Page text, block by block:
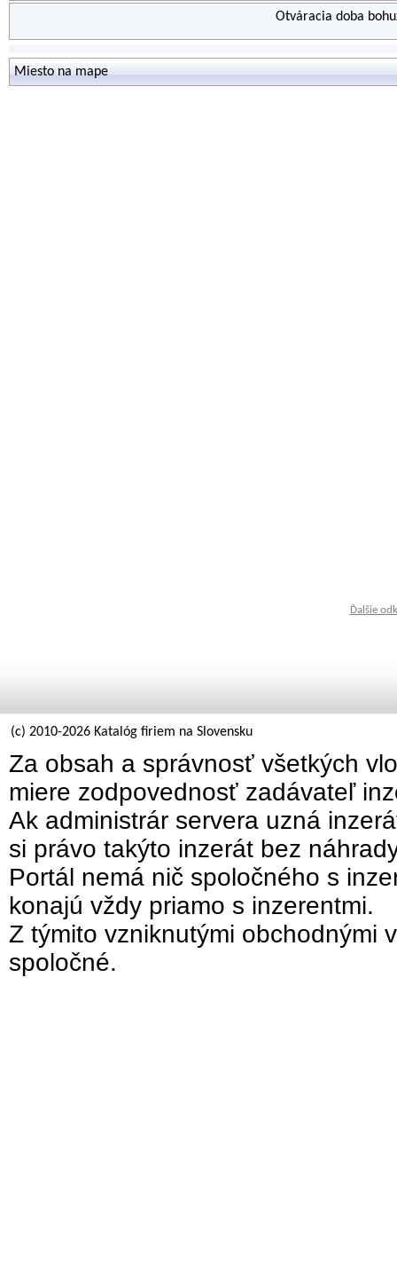
Otváracia doba
Miesto na mape
Ďalšie
(c) 2010-2026 Katalóg firiem na Slovensku
Za obsah a správnosť všetkých
miere zodpovednosť zadávateľ
Ak administrár servera uzná
si právo takýto inzerát bez
Portál nemá nič spoločného s
konajú vždy priamo s inzerentmi.
Z týmito vzniknutými obchodnými
spoločné.